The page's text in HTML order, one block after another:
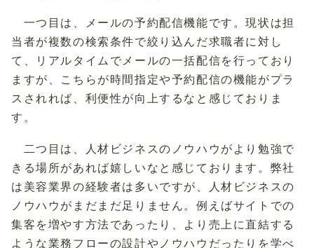
一つ目は、メールの予約配信機能です。現状は担
当者が複数の検索条件で絞り込んだ求職者に対し
て、リアルタイムでメールの一括配信を行っており
ますが、こちらが時間指定や予約配信の機能がプラ
スされれば、利便性が向上するなと感じておりま
す。
二つ目は、人材ビジネスのノウハウがより勉強で
きる場所があれば嬉しいなと感じております。弊社
は美容業界の経験者は多いですが、人材ビジネスの
ノウハウがまだまだ足りません。例えばサイトでの
集客を増やす方法であったり、より売上に直結する
ような業務フローの設計やノウハウだったりを学べ